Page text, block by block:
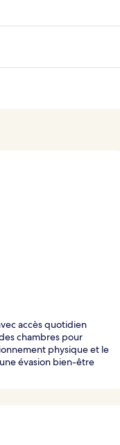
accès quotidien
chambres pour
physique et le
évasion bien-être